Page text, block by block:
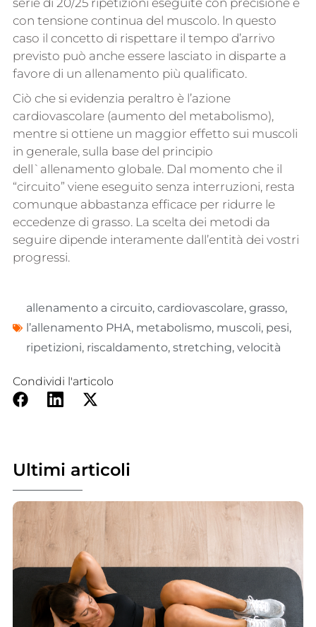
con tensione continua del muscolo. ln questo
caso il concetto di rispettare il tempo d’arrivo
previsto può anche essere lasciato in disparte a
favore di un allenamento più qualificato.
Ciò che si evidenzia peraltro è l’azione
cardiovascolare (aumento del metabolismo),
mentre si ottiene un maggior effetto sui muscoli
in generale, sulla base del principio
dell`allenamento globale. Dal momento che il
“circuito” viene eseguito senza interruzioni, resta
comunque abbastanza efficace per ridurre le
eccedenze di grasso. La scelta dei metodi da
seguire dipende interamente dall’entità dei vostri
progressi.
allenamento a circuito, cardiovascolare, grasso,
l’allenamento PHA, metabolismo, muscoli, pesi,
ripetizioni, riscaldamento, stretching, velocità
Condividi l'articolo
Ultimi articoli